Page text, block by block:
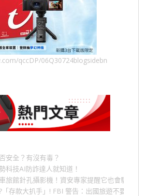
qccDP/06Q30724blogsidebn
安全？有沒有毒？
科技AI防詐達人就知道！
旅館針孔攝影機！資安專家提醒它也會駭人成
? 「存款大扒手」 ! FBI 警告：出國旅遊不要做的